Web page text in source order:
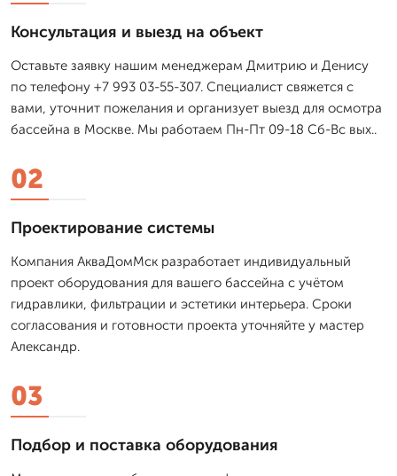
Консультация и выезд на объект
Оставьте заявку нашим менеджерам Дмитрию и Денису
по телефону +7 993 03-55-307. Специалист свяжется с
вами, уточнит пожелания и организует выезд для осмотра
бассейна в Москве. Мы работаем Пн-Пт 09-18 Сб-Вс вых..
02
Проектирование системы
Компания АкваДомМск разработает индивидуальный
проект оборудования для вашего бассейна с учётом
гидравлики, фильтрации и эстетики интерьера. Сроки
согласования и готовности проекта уточняйте у мастер
Александр.
03
Подбор и поставка оборудования